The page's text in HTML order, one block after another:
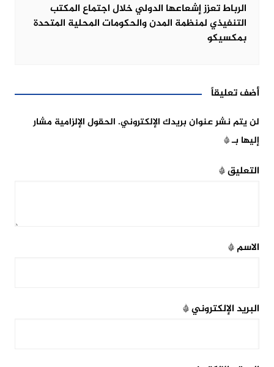
الرباط تعزز إشعاعها الدولي خلال اجتماع المكتب
التنفيذي لمنظمة المدن والحكومات المحلية المتحدة
بمكسيكو
أضف تعليقاً
لن يتم نشر عنوان بريدك الإلكتروني. الحقول الإلزامية مشار
إليها بـ*
التعليق*
الاسم*
البريد الإلكتروني*